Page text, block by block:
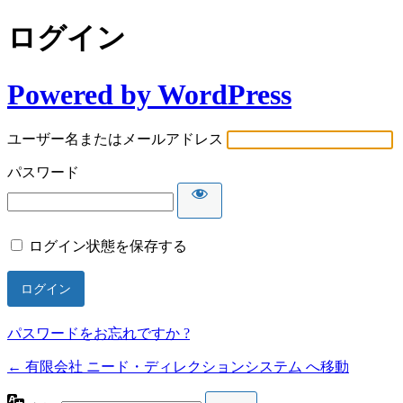
ログイン
Powered by WordPress
ユーザー名またはメールアドレス
パスワード
ログイン状態を保存する
パスワードをお忘れですか ?
← 有限会社 ニード・ディレクションシステム へ移動